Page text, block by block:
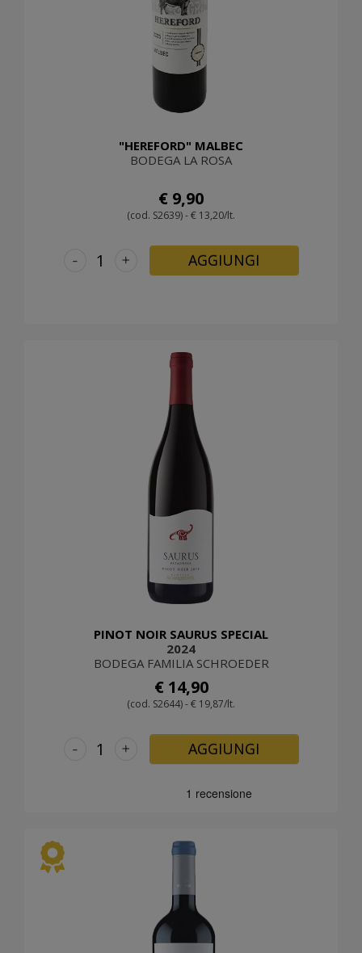
"HEREFORD" MALBEC
BODEGA LA ROSA
€ 9,90
(cod. S2639) - € 13,20/lt.
+
- AGGIUNGI
PINOT NOIR SAURUS SPECIAL
2024
BODEGA FAMILIA SCHROEDER
€ 14,90
(cod. S2644) - € 19,87/lt.
+
- AGGIUNGI